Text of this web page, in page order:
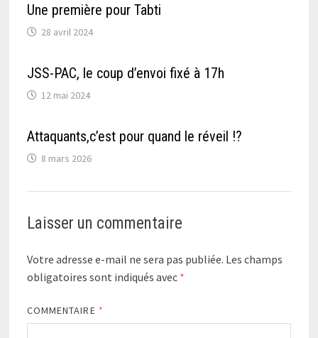
Une première pour Tabti
28 avril 2024
JSS-PAC, le coup d’envoi fixé à 17h
12 mai 2024
Attaquants,c’est pour quand le réveil !?
8 mars 2026
Laisser un commentaire
Votre adresse e-mail ne sera pas publiée. Les champs
obligatoires sont indiqués avec *
COMMENTAIRE *